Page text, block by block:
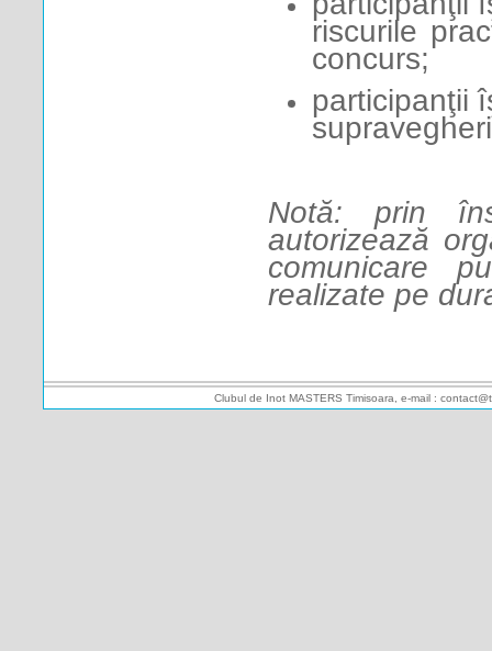
riscurile
concurs;
participanţii
Notă: prin
autorizează
comunicare
realizate pe
Clubul de Inot MASTERS Timisoara, e-mail :